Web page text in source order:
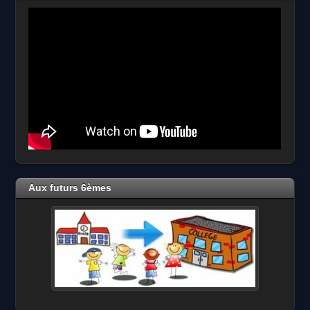
Aux futurs 6èmes